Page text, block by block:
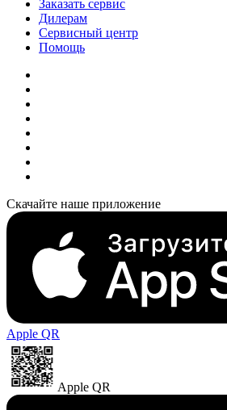
Заказать сервис
Дилерам
Сервисный центр
Помощь
Скачайте наше приложение
Apple QR
Apple QR